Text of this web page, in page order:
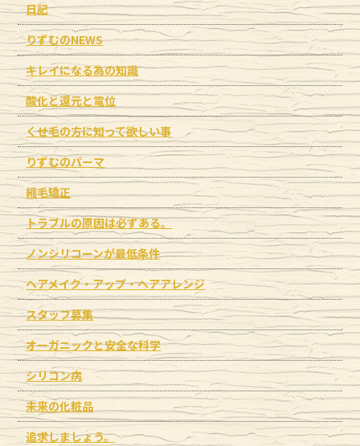
日記
りずむのNEWS
キレイになる為の知識
酸化と還元と電位
くせ毛の方に知って欲しい事
りずむのパーマ
縮毛矯正
トラブルの原因は必ずある。
ノンシリコーンが最低条件
ヘアメイク・アップ・ヘアアレンジ
スタッフ募集
オーガニックと安全な科学
シリコン病
未来の化粧品
追求しましょう。